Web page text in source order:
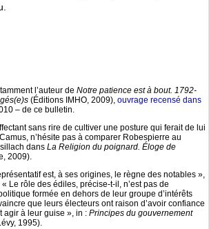
l’auteur de Notre patience est à bout. 1792-
(Éditions IMHO, 2009), ouvrage recensé dans
– de ce bulletin.
sans rire de cultiver une posture qui ferait de lui
n’hésite pas à comparer Robespierre au
dans La Religion du poignard. Éloge de
2009).
est, à ses origines, le règne des notables »,
Le rôle des édiles, précise-t-il, n’est pas de
formée en dehors de leur groupe d’intérêts
que leurs électeurs ont raison d’avoir confiance
agir à leur guise », in : Principes du gouvernement
1995).